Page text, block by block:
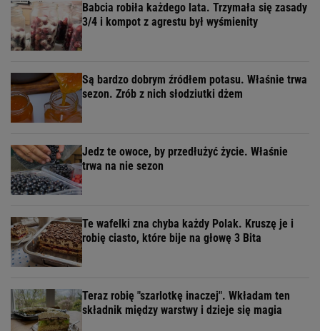
Babcia robiła każdego lata. Trzymała się zasady
3/4 i kompot z agrestu był wyśmienity
Są bardzo dobrym źródłem potasu. Właśnie trwa
sezon. Zrób z nich słodziutki dżem
Jedz te owoce, by przedłużyć życie. Właśnie
trwa na nie sezon
Te wafelki zna chyba każdy Polak. Kruszę je i
robię ciasto, które bije na głowę 3 Bita
Teraz robię "szarlotkę inaczej". Wkładam ten
składnik między warstwy i dzieje się magia